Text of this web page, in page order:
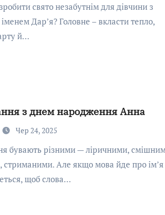
Дар’я? Головне – вкласти тепло,
й…
з днем народження Анна
Чер 24, 2025
стриманими. Але якщо мова йде про ім’я
щоб слова…